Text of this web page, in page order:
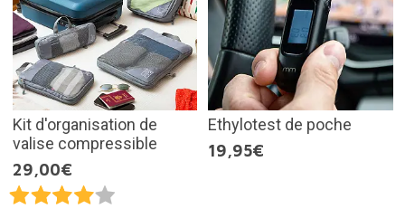
Kit d'organisation de
valise compressible
29,00€
Ethylotest de poche
19,95€